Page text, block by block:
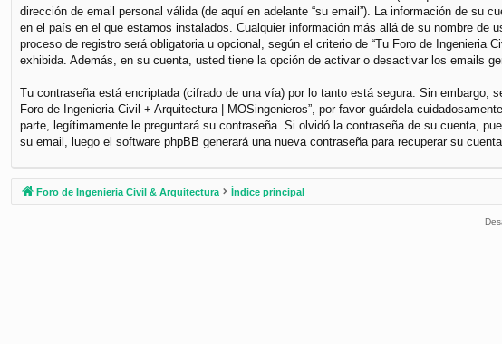
dirección de email personal válida (de aquí en adelante “su email”). La información de su
en el país en el que estamos instalados. Cualquier información más allá de su nombre de
proceso de registro será obligatoria u opcional, según el criterio de “Tu Foro de
exhibida. Además, en su cuenta, usted tiene la opción de activar o desactivar los emails
Tu contraseña está encriptada (cifrado de una vía) por lo tanto está segura. Sin
Foro de Ingenieria Civil + Arquitectura | MOSingenieros”, por favor guárdela
parte, legítimamente le preguntará su contraseña. Si olvidó la contraseña de su cuenta,
su email, luego el software phpBB generará una nueva contraseña para recuperar su cuenta.
Foro de Ingenieria Civil & Arquitectura Índice principal